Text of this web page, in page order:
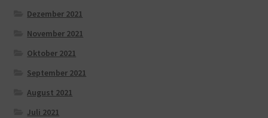
Dezember 2021
November 2021
Oktober 2021
September 2021
August 2021
Juli 2021